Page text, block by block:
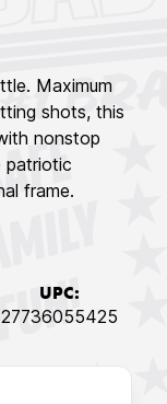
Maximum
shots, this
nonstop
patriotic
frame.
UPC:
27736055425